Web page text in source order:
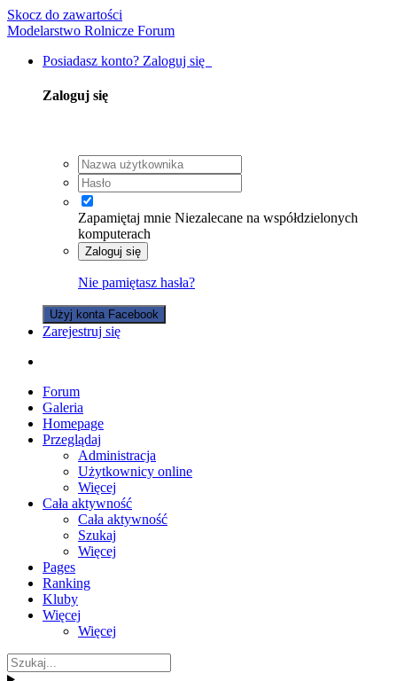
Skocz do zawartości
Modelarstwo Rolnicze Forum
Posiadasz konto? Zaloguj się
Zaloguj się
Zapamiętaj mnie Niezalecane na współdzielonych
komputerach
Zaloguj się
Nie pamiętasz hasła?
Użyj konta Facebook
Zarejestruj się
Forum
Galeria
Homepage
Przeglądaj
Administracja
Użytkownicy online
Więcej
Cała aktywność
Cała aktywność
Szukaj
Więcej
Pages
Ranking
Kluby
Więcej
Więcej